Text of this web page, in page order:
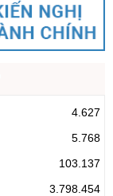
4.627
5.768
103.137
3.798.454